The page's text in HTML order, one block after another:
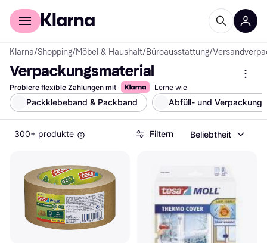
Für Shopper
Klarna/Shopping/Möbel & Haushalt/Büroausstattung/
Verpackungsmaterial
Probiere flexible Zahlungen mit Lerne wie
Packklebeband & Packband Abfüll- und
300+ produkte Filtern Beliebtheit